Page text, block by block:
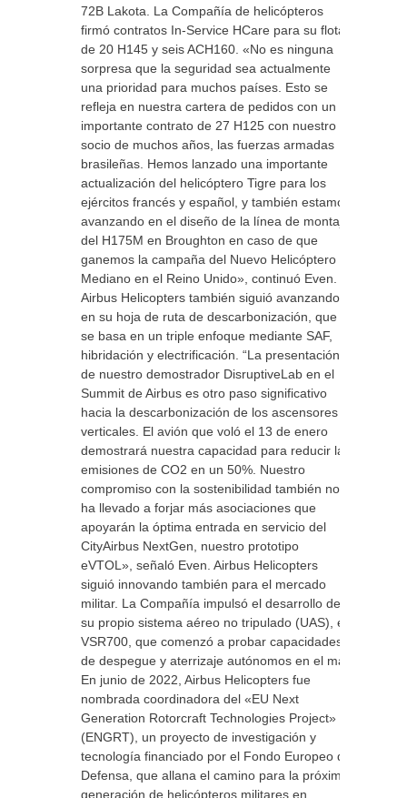
72B Lakota. La Compañía de helicópteros
firmó contratos In-Service HCare para su flota
de 20 H145 y seis ACH160. «No es ninguna
sorpresa que la seguridad sea actualmente
una prioridad para muchos países. Esto se
refleja en nuestra cartera de pedidos con un
importante contrato de 27 H125 con nuestro
socio de muchos años, las fuerzas armadas
brasileñas. Hemos lanzado una importante
actualización del helicóptero Tigre para los
ejércitos francés y español, y también estamos
avanzando en el diseño de la línea de montaje
del H175M en Broughton en caso de que
ganemos la campaña del Nuevo Helicóptero
Mediano en el Reino Unido», continuó Even.
Airbus Helicopters también siguió avanzando
en su hoja de ruta de descarbonización, que
se basa en un triple enfoque mediante SAF,
hibridación y electrificación. “La presentación
de nuestro demostrador DisruptiveLab en el
Summit de Airbus es otro paso significativo
hacia la descarbonización de los ascensores
verticales. El avión que voló el 13 de enero
demostrará nuestra capacidad para reducir las
emisiones de CO2 en un 50%. Nuestro
compromiso con la sostenibilidad también nos
ha llevado a forjar más asociaciones que
apoyarán la óptima entrada en servicio del
CityAirbus NextGen, nuestro prototipo
eVTOL», señaló Even. Airbus Helicopters
siguió innovando también para el mercado
militar. La Compañía impulsó el desarrollo de
su propio sistema aéreo no tripulado (UAS), el
VSR700, que comenzó a probar capacidades
de despegue y aterrizaje autónomos en el mar.
En junio de 2022, Airbus Helicopters fue
nombrada coordinadora del «EU Next
Generation Rotorcraft Technologies Project»
(ENGRT), un proyecto de investigación y
tecnología financiado por el Fondo Europeo de
Defensa, que allana el camino para la próxima
generación de helicópteros militares en